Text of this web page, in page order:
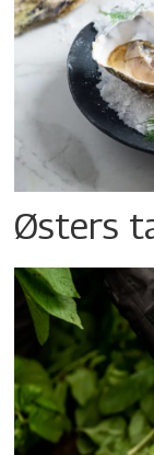
Østers